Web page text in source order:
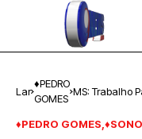
Lar
♦PEDRO
GOMES
MS: Trabalho
Costa Rica
♦PEDRO GOMES